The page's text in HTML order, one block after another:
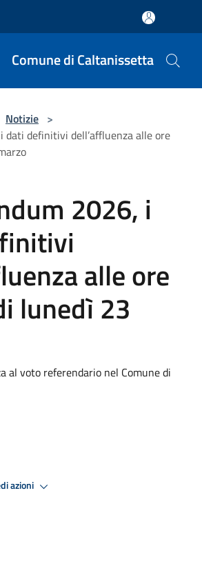
Comune di Caltanissetta
Notizie >
dati definitivi dell’affluenza alle ore
2026, i
alle ore
lunedì 23
al voto referendario nel Comune di
azioni